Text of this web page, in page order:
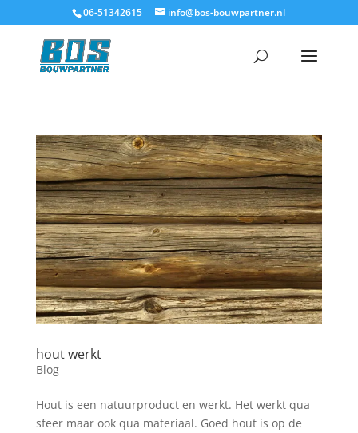
06-51342615 info@bos-bouwpartner.nl
hout werkt
Blog
Hout is een natuurproduct en werkt. Het werkt qua
sfeer maar ook qua materiaal. Goed hout is op de